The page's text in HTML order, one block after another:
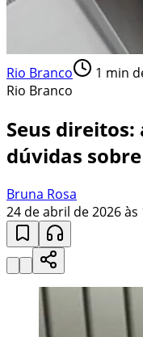
Rio Branco 1 min
Rio Branco
Seus direitos:
dúvidas
Bruna Rosa
24 de abril de 2026 às